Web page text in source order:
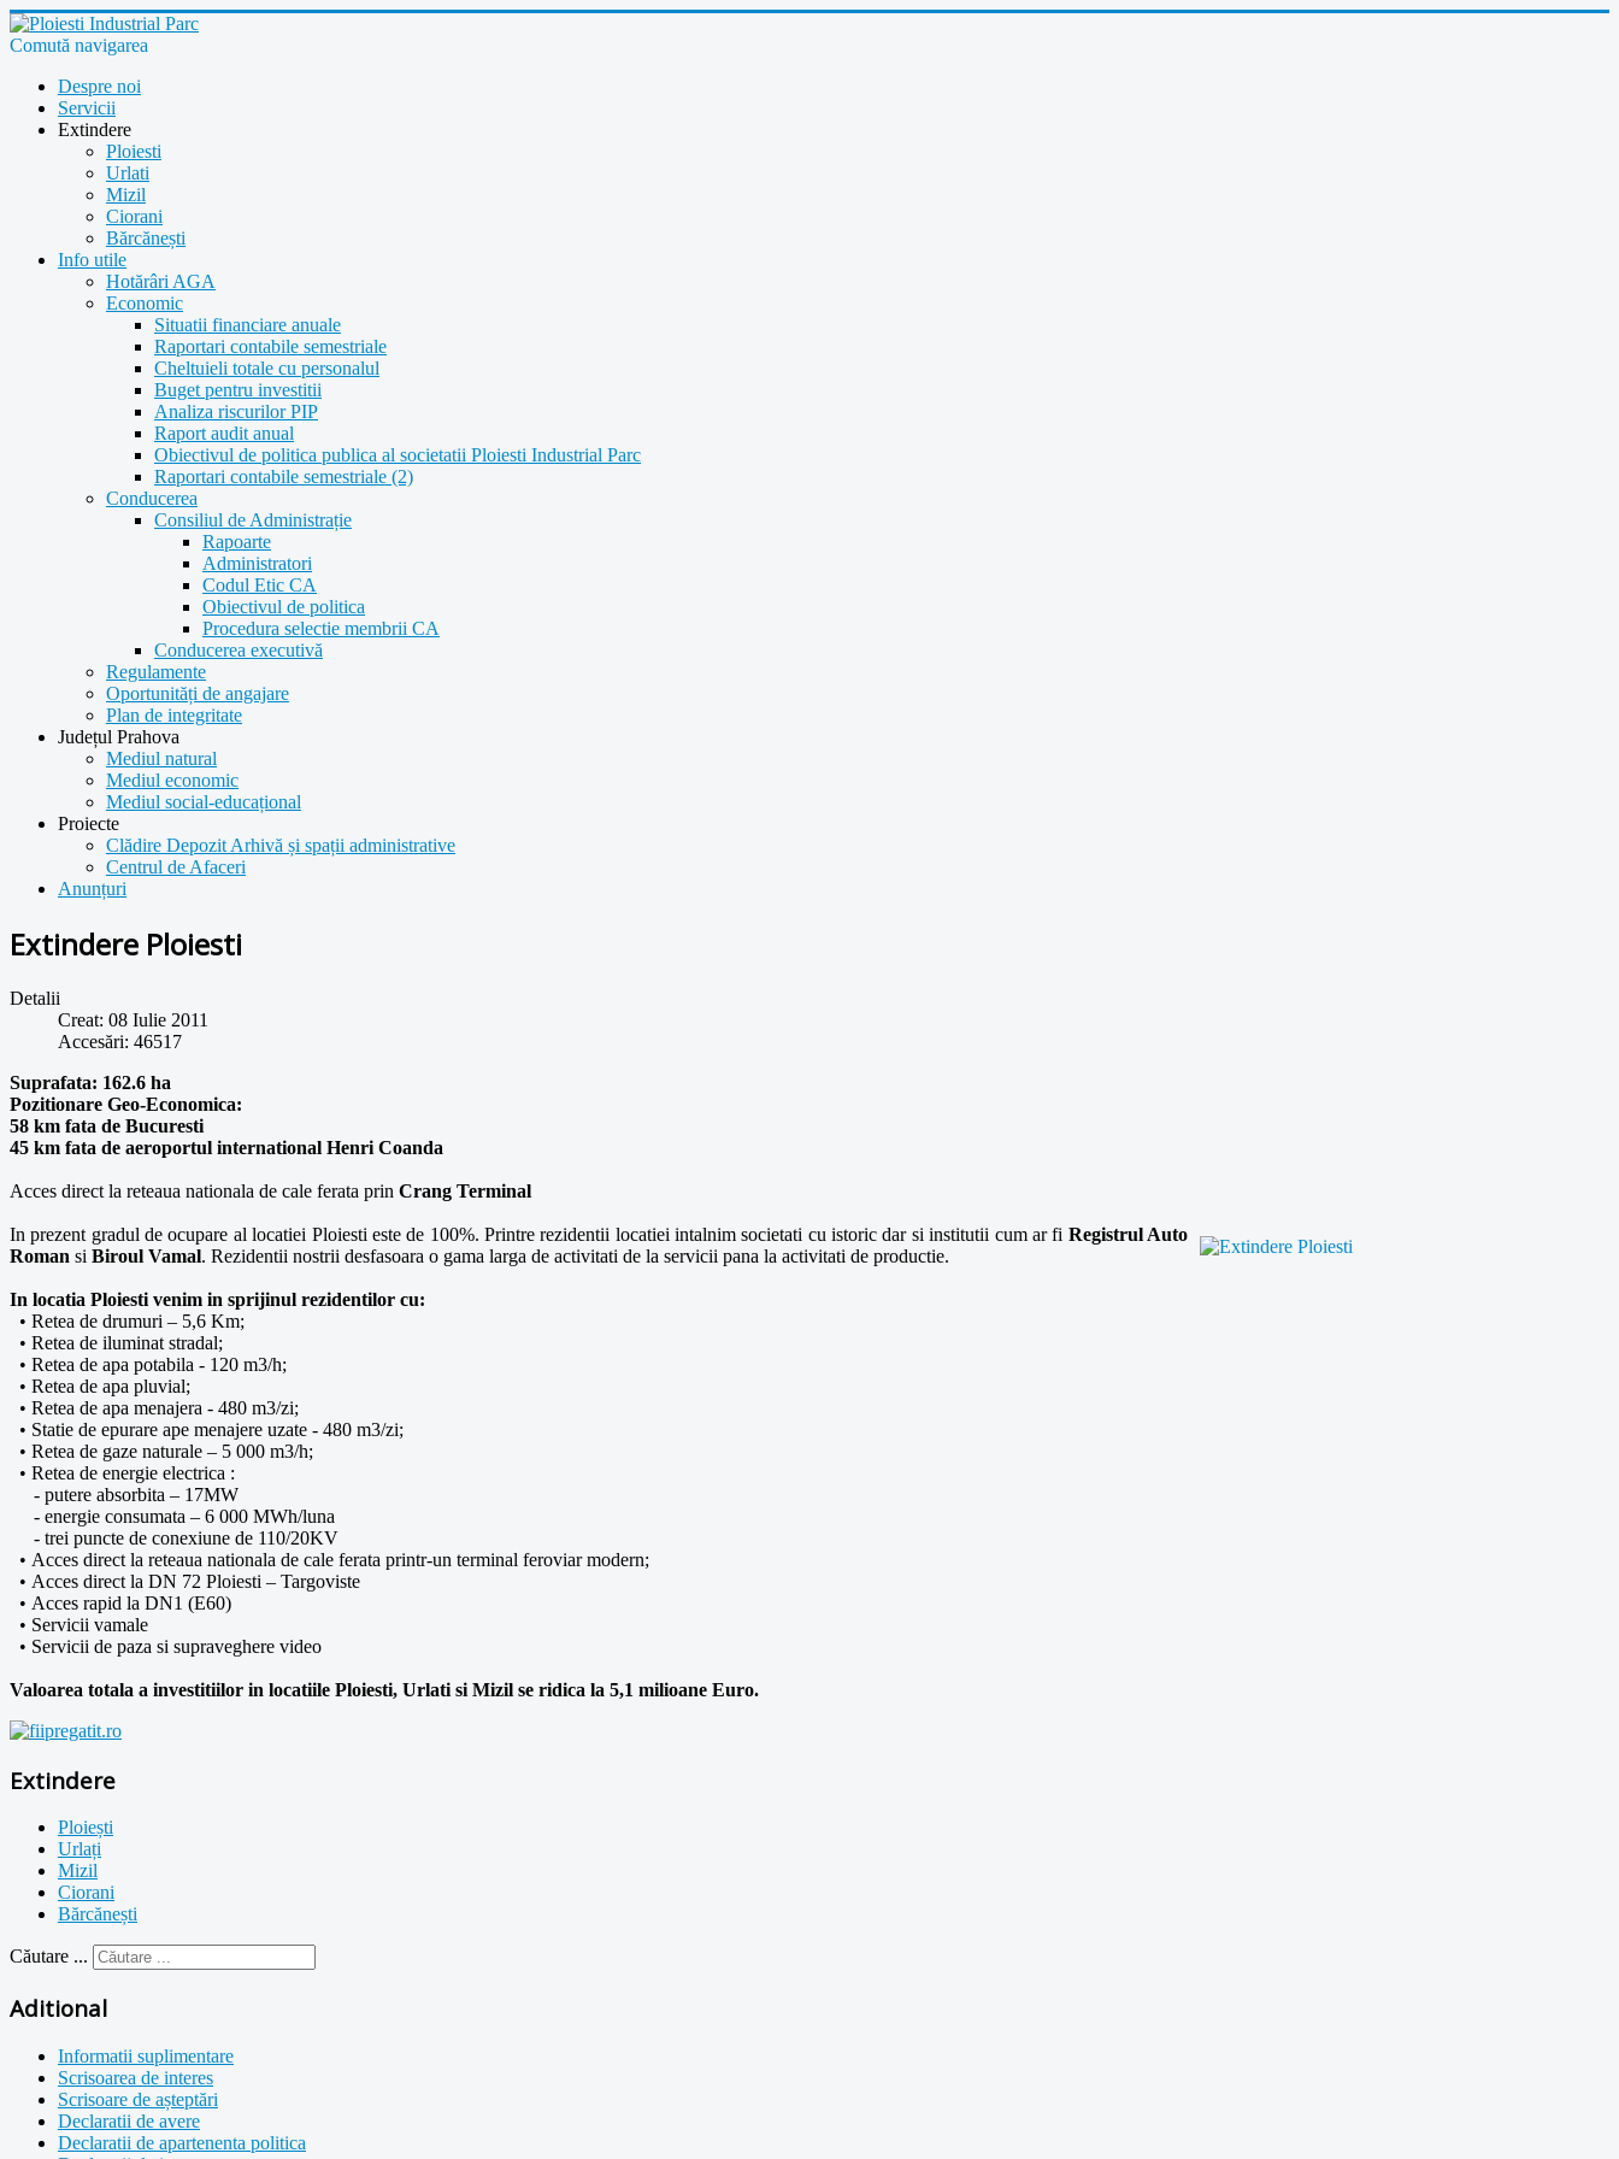
Comută navigarea
Despre noi
Servicii
Extindere
Ploiesti
Urlati
Mizil
Ciorani
Bărcănești
Info utile
Hotărâri AGA
Economic
Situatii financiare anuale
Raportari contabile semestriale
Cheltuieli totale cu personalul
Buget pentru investitii
Analiza riscurilor PIP
Raport audit anual
Obiectivul de politica publica al societatii Ploiesti Industrial Parc
Raportari contabile semestriale (2)
Conducerea
Consiliul de Administrație
Rapoarte
Administratori
Codul Etic CA
Obiectivul de politica
Procedura selectie membrii CA
Conducerea executivă
Regulamente
Oportunități de angajare
Plan de integritate
Județul Prahova
Mediul natural
Mediul economic
Mediul social-educațional
Proiecte
Clădire Depozit Arhivă și spații administrative
Centrul de Afaceri
Anunțuri
Extindere Ploiesti
Detalii
Creat: 08 Iulie 2011
Accesări: 46517
Suprafata: 162.6 ha
Pozitionare Geo-Economica:
58 km fata de Bucuresti
45 km fata de aeroportul international Henri Coanda
Acces direct la reteaua nationala de cale ferata prin Crang Terminal
In prezent gradul de ocupare al locatiei Ploiesti este de 100%. Printre rezidentii locatiei intalnim societati cu istoric dar si institutii cum ar fi Registrul Auto
Roman si Biroul Vamal. Rezidentii nostrii desfasoara o gama larga de activitati de la servicii pana la activitati de productie.
In locatia Ploiesti venim in sprijinul rezidentilor cu:
• Retea de drumuri – 5,6 Km;
• Retea de iluminat stradal;
• Retea de apa potabila - 120 m3/h;
• Retea de apa pluvial;
• Retea de apa menajera - 480 m3/zi;
• Statie de epurare ape menajere uzate - 480 m3/zi;
• Retea de gaze naturale – 5 000 m3/h;
• Retea de energie electrica :
- putere absorbita – 17MW
- energie consumata – 6 000 MWh/luna
- trei puncte de conexiune de 110/20KV
• Acces direct la reteaua nationala de cale ferata printr-un terminal feroviar modern;
• Acces direct la DN 72 Ploiesti – Targoviste
• Acces rapid la DN1 (E60)
• Servicii vamale
• Servicii de paza si supraveghere video
Valoarea totala a investitiilor in locatiile Ploiesti, Urlati si Mizil se ridica la 5,1 milioane Euro.
Extindere
Ploiești
Urlați
Mizil
Ciorani
Bărcănești
Căutare ...
Aditional
Informatii suplimentare
Scrisoarea de interes
Scrisoare de așteptări
Declaratii de avere
Declaratii de apartenenta politica